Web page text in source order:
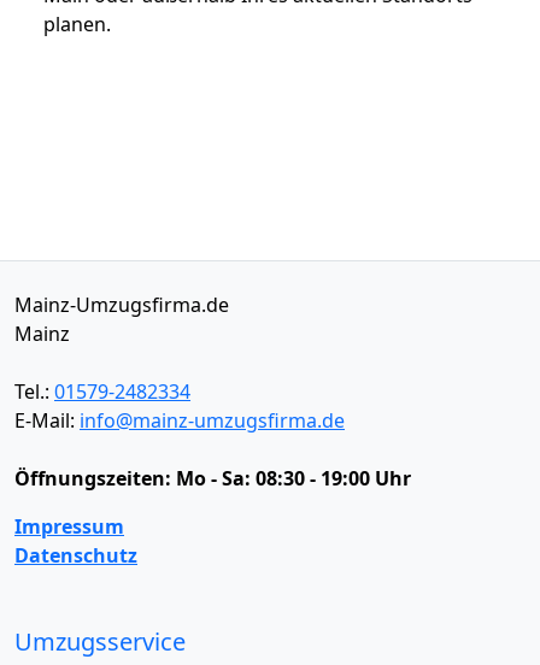
planen.
Mainz-Umzugsfirma.de
Mainz
Tel.: 01579-2482334
E-Mail: info@mainz-umzugsfirma.de
Öffnungszeiten: Mo - Sa: 08:30 - 19:00 Uhr
Impressum
Datenschutz
Umzugsservice